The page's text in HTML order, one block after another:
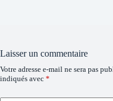
Laisser un commentaire
Votre adresse e-mail ne sera pas
indiqués avec *